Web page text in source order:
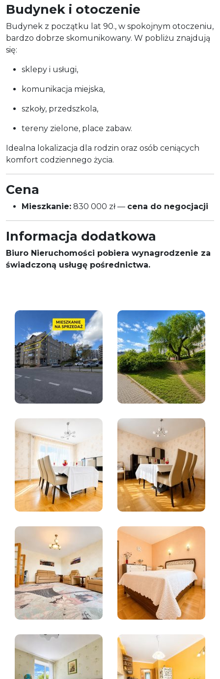
Budynek i otoczenie
Budynek z początku lat 90., w spokojnym otoczeniu,
bardzo dobrze skomunikowany. W pobliżu znajdują
się:
sklepy i usługi,
komunikacja miejska,
szkoły, przedszkola,
tereny zielone, place zabaw.
Idealna lokalizacja dla rodzin oraz osób ceniących
komfort codziennego życia.
Cena
Mieszkanie: 830 000 zł — cena do negocjacji
Informacja dodatkowa
Biuro Nieruchomości pobiera wynagrodzenie za
świadczoną usługę pośrednictwa.